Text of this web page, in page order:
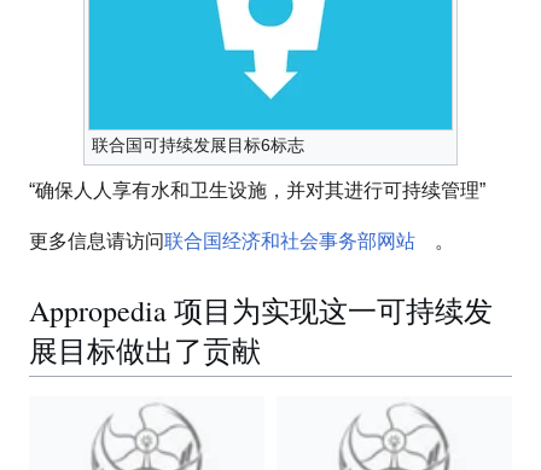
联合国可持续发展目标6标志
“确保人人享有水和卫生设施，并对其进行可持续管理”
更多信息请访问联合国经济和社会事务部网站 。
Appropedia 项目为实现这一可持续发
展目标做出了贡献